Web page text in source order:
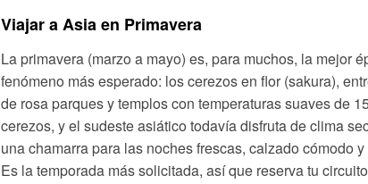
Viajar a Asia en Primavera
La primavera (marzo a mayo) es, para muchos, la mejor
fenómeno más esperado: los cerezos en flor (sakura),
de rosa parques y templos con temperaturas suaves de
cerezos, y el sudeste asiático todavía disfruta de clima
una chamarra para las noches frescas, calzado cómodo
Es la temporada más solicitada, así que reserva tu